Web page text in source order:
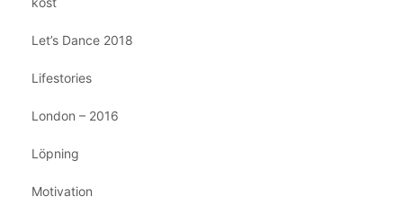
Let’s Dance 2018
Lifestories
London – 2016
Löpning
Motivation